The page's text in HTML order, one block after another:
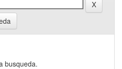
busqueda.